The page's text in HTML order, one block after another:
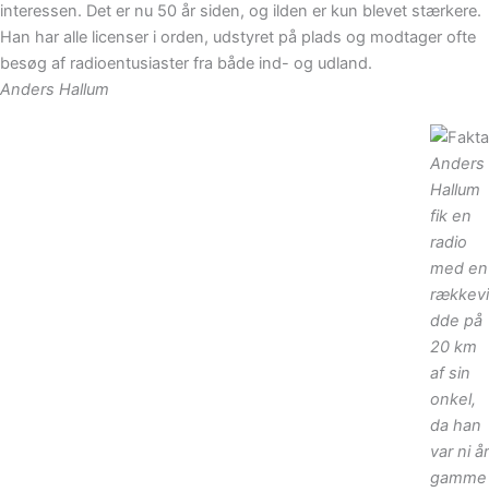
Anders Hallum
Anders
Hallum
fik en
radio
med en
rækkevi
dde på
20 km
af sin
onkel,
da han
var ni år
gamme